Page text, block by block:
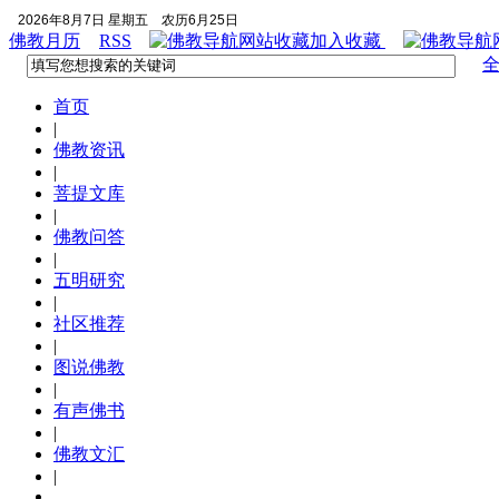
2026年8月7日 星期五 农历6月25日
佛教月历 RSS 加入收藏
首页
|
佛教资讯
|
菩提文库
|
佛教问答
|
五明研究
|
社区推荐
|
图说佛教
|
有声佛书
|
佛教文汇
|